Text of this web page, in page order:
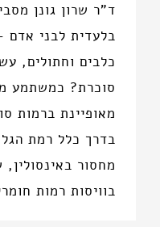
ד"ר שרון גונן
בלעדית לבני אדם
כלבים וחתולים,
סוכרת? כמשתמע
מאופיינת ברמות
בדרך כלל רמת
מחסור
בוויסות רמות